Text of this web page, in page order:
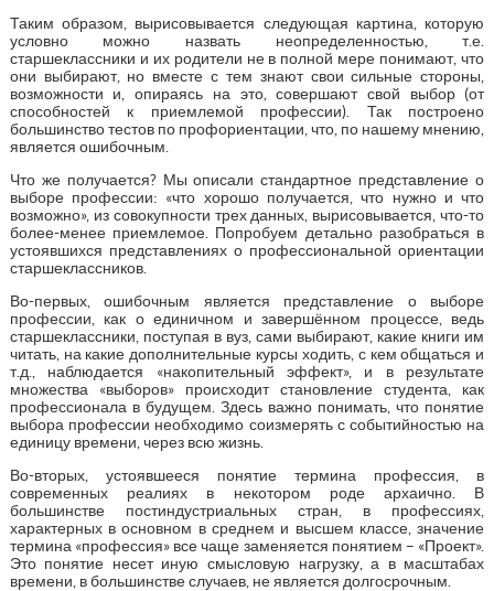
Таким образом, вырисовывается следующая картина, которую
условно можно назвать неопределенностью, т.е.
старшеклассники и их родители не в полной мере понимают, что
они выбирают, но вместе с тем знают свои сильные стороны,
возможности и, опираясь на это, совершают свой выбор (от
способностей к приемлемой профессии). Так построено
большинство тестов по профориентации, что, по нашему мнению,
является ошибочным.
Что же получается? Мы описали стандартное представление о
выборе профессии: «что хорошо получается, что нужно и что
возможно», из совокупности трех данных, вырисовывается, что-то
более-менее приемлемое. Попробуем детально разобраться в
устоявшихся представлениях о профессиональной ориентации
старшеклассников.
Во-первых, ошибочным является представление о выборе
профессии, как о единичном и завершённом процессе, ведь
старшеклассники, поступая в вуз, сами выбирают, какие книги им
читать, на какие дополнительные курсы ходить, с кем общаться и
т.д., наблюдается «накопительный эффект», и в результате
множества «выборов» происходит становление студента, как
профессионала в будущем. Здесь важно понимать, что понятие
выбора профессии необходимо соизмерять с событийностью на
единицу времени, через всю жизнь.
Во-вторых, устоявшееся понятие термина профессия, в
современных реалиях в некотором роде архаично. В
большинстве постиндустриальных стран, в профессиях,
характерных в основном в среднем и высшем классе, значение
термина «профессия» все чаще заменяется понятием – «Проект».
Это понятие несет иную смысловую нагрузку, а в масштабах
времени, в большинстве случаев, не является долгосрочным.